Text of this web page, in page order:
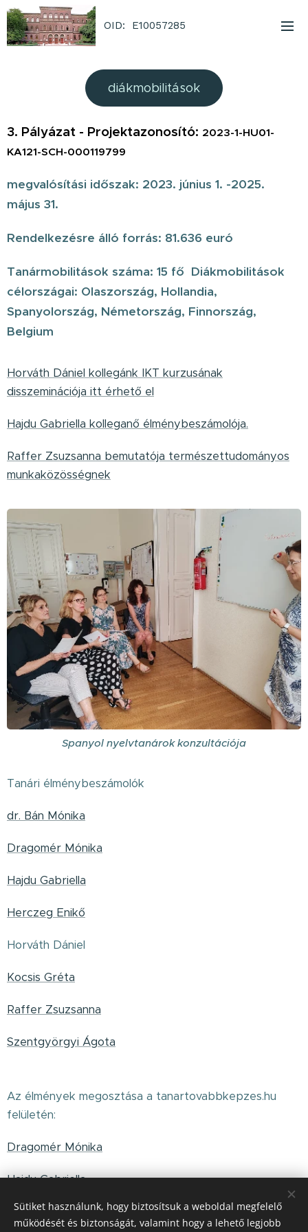
OID: E10057285
diákmobilitások
3. Pályázat - Projektazonosító: 2023-1-HU01-
KA121-SCH-000119799
megvalósítási időszak: 2023. június 1. -2025.
május 31.
Rendelkezésre álló forrás: 81.636 euró
Tanármobilitások száma: 15 fő Diákmobilitások
célországai: Olaszország, Hollandia,
Spanyolország, Németország, Finnország,
Belgium
Horváth Dániel kollegánk IKT kurzusának
disszeminációja itt érhető el
Hajdu Gabriella kolleganő élménybeszámolója.
Raffer Zsuzsanna bemutatója természettudományos
munkaközösségnek
Spanyol nyelvtanárok konzultációja
Tanári élménybeszámolók
dr. Bán Mónika
Dragomér Mónika
Hajdu Gabriella
Herczeg Enikő
Horváth Dániel
Kocsis Gréta
Raffer Zsuzsanna
Szentgyörgyi Ágota
Az élmények megosztása a tanartovabbkepzes.hu
felületén:
Dragomér Mónika
Hajdu Gabriella
Herczeg Enikő
Sütiket használunk, hogy biztosítsuk a weboldal megfelelő
működését és biztonságát, valamint hogy a lehető legjobb